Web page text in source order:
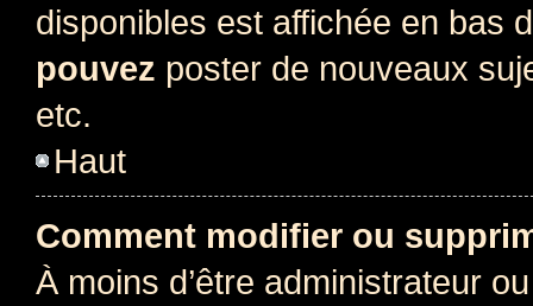
disponibles est affichée en bas
pouvez poster de nouveaux
etc.
Haut
Comment modifier ou
À moins d’être administrateur